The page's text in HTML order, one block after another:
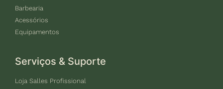
Barbearia
Acessórios
Equipamentos
Serviços & Suporte
Loja Salles Profissional